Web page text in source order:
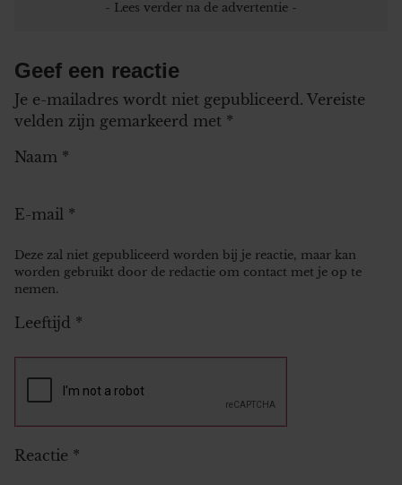
Geef een reactie
Je e-mailadres wordt niet gepubliceerd. Vereiste
velden zijn gemarkeerd met *
Naam *
E-mail *
Deze zal niet gepubliceerd worden bij je reactie, maar kan
worden gebruikt door de redactie om contact met je op te
nemen.
Leeftijd *
Reactie *